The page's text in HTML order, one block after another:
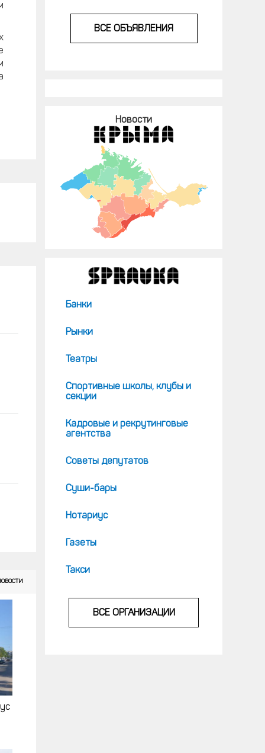
ВСЕ ОБЪЯВЛЕНИЯ
Новости
Банки
Рынки
Театры
Спортивные школы, клубы и
секции
Кадровые и рекрутинговые
агентства
Советы депутатов
Суши-бары
Нотариус
Газеты
Такси
ВСЕ ОРГАНИЗАЦИИ